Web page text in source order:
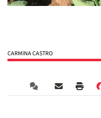
CARMINA CASTRO